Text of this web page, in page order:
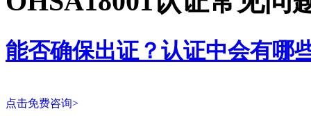
能否确保出证？认证中会有哪
点击免费咨询>